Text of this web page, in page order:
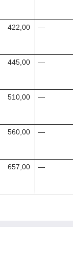
422,00 —
445,00 —
510,00 —
560,00 —
657,00 —